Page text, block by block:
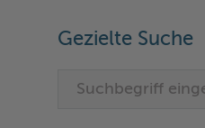
Gezielte Suche